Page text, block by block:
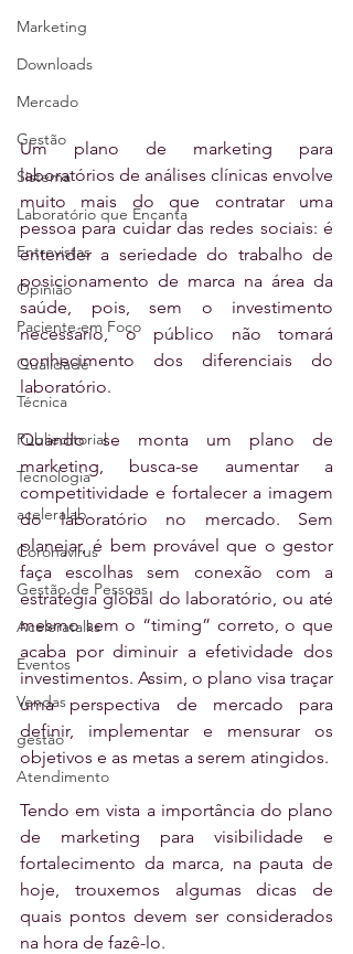
Marketing
Downloads
Mercado
Gestão
Sistema
Laboratório que Encanta
Entrevistas
Opinião
Paciente em Foco
Qualidade
Técnica
Publieditorial
Tecnologia
aceleralab
Coronavírus
Gestão de Pessoas
Aceleratalks
Eventos
Vendas
gestão
Atendimento
Um plano de marketing para
laboratórios de análises clínicas envolve
muito mais do que contratar uma
pessoa para cuidar das redes sociais: é
entender a seriedade do trabalho de
posicionamento de marca na área da
saúde, pois, sem o investimento
necessário, o público não tomará
conhecimento dos diferenciais do
laboratório.
Quando se monta um plano de
marketing, busca-se aumentar a
competitividade e fortalecer a imagem
do laboratório no mercado. Sem
planejar, é bem provável que o gestor
faça escolhas sem conexão com a
estratégia global do laboratório, ou até
mesmo sem o “timing” correto, o que
acaba por diminuir a efetividade dos
investimentos. Assim, o plano visa traçar
uma perspectiva de mercado para
definir, implementar e mensurar os
objetivos e as metas a serem atingidos.
Tendo em vista a importância do plano
de marketing para visibilidade e
fortalecimento da marca, na pauta de
hoje, trouxemos algumas dicas de
quais pontos devem ser considerados
na hora de fazê-lo.